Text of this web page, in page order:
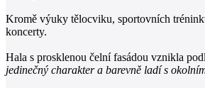
Kromě výuky tělocviku, sportovních
koncerty.
Hala s prosklenou čelní fasádou vznikla
jedinečný charakter a barevně ladí s